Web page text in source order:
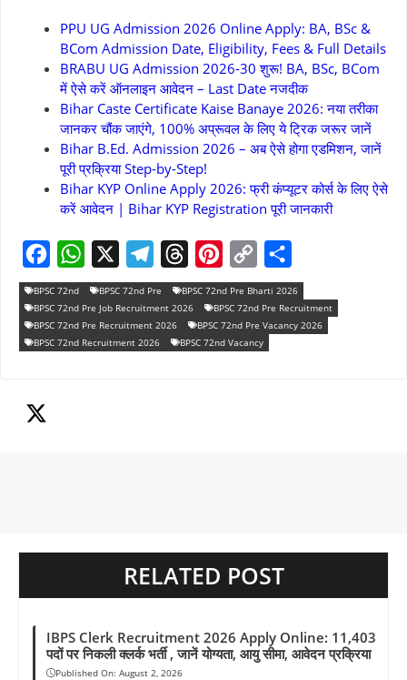
PPU UG Admission 2026 Online Apply: BA, BSc &
BCom Admission Date, Eligibility, Fees & Full Details
BRABU UG Admission 2026-30 शुरू! BA, BSc, BCom
में ऐसे करें ऑनलाइन आवेदन – Last Date नजदीक
Bihar Caste Certificate Kaise Banaye 2026: नया तरीका
जानकर चौंक जाएंगे, 100% अप्रूवल के लिए ये ट्रिक जरूर जानें
Bihar B.Ed. Admission 2026 – अब ऐसे होगा एडमिशन, जानें
पूरी प्रक्रिया Step-by-Step!
Bihar KYP Online Apply 2026: फ्री कंप्यूटर कोर्स के लिए ऐसे
करें आवेदन | Bihar KYP Registration पूरी जानकारी
F
a
c
o
W
h
a
X
T
e
T
h
P
n
C
o
p
S
h
a
BPSC 72nd BPSC 72nd Pre
BPSC 72nd Pre Bharti 2026
BPSC 72nd Pre Job Recruitment 2026
BPSC 72nd Pre Recruitment
BPSC 72nd Pre Recruitment 2026
BPSC 72nd Pre Vacancy 2026
BPSC 72nd Recruitment 2026
BPSC 72nd Vacancy
RELATED POST
IBPS Clerk Recruitment 2026 Apply Online: 11,403
पदों पर निकली क्लर्क भर्ती , जानें योग्यता, आयु सीमा, आवेदन प्रक्रिया
Published On: August 2, 2026